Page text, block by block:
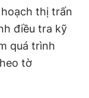
thị trấn
điều tra kỹ
quá trình
tờ